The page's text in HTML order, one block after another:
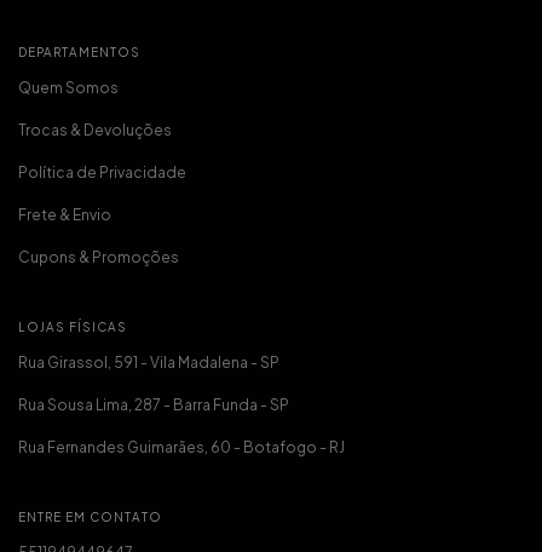
DEPARTAMENTOS
Quem Somos
Trocas & Devoluções
Política de Privacidade
Frete & Envio
Cupons & Promoções
LOJAS FÍSICAS
Rua Girassol, 591 - Vila Madalena - SP
Rua Sousa Lima, 287 - Barra Funda - SP
Rua Fernandes Guimarães, 60 - Botafogo - RJ
ENTRE EM CONTATO